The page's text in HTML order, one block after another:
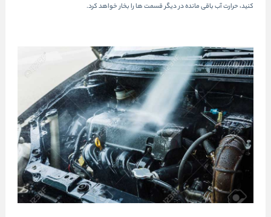
کنید، حرارت آب باقی مانده در دیگر قسمت ها را بخار خواهد کرد.